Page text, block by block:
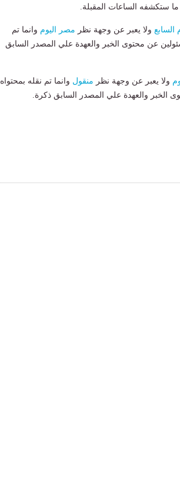
ستكشفه الساعات المقبلة.
السابع ولا يعبر عن وجهة نظر مصر اليوم وانما تم
عن محتوى الخبر والعهدة علي المصدر السابق
ولا يعبر عن وجهة نظر منقول وانما تم نقله بمحتواه
الخبر والعهدة علي المصدر السابق ذكرة.